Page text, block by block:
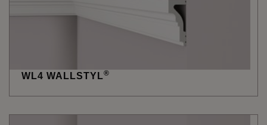
WL4 WALLSTYL®